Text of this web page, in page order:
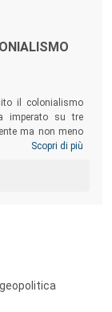
il colonialismo
imperato su tre
ma non meno
mondo – in tutti i
recente critica
al passato.
Scopri di più